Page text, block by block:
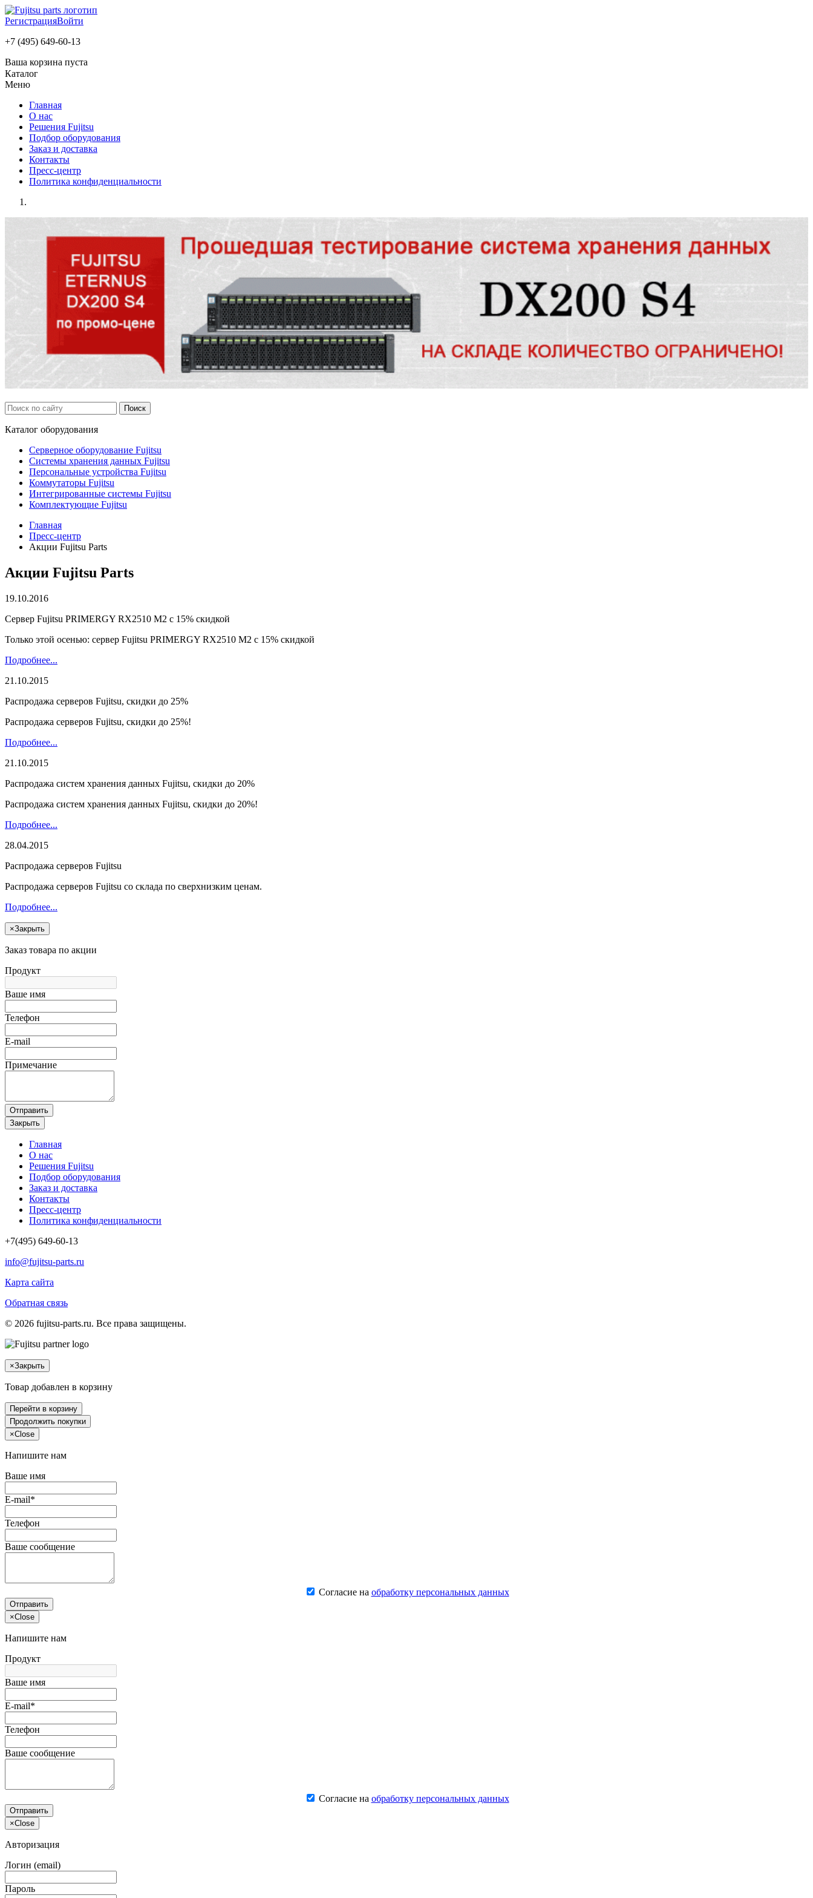
РегистрацияВойти
+7 (495) 649-60-13
Ваша корзина пуста
Каталог
Меню
Главная
О нас
Решения Fujitsu
Подбор оборудования
Заказ и доставка
Контакты
Пресс-центр
Политика конфиденциальности
Каталог оборудования
Серверное оборудование Fujitsu
Системы хранения данных Fujitsu
Персональные устройства Fujitsu
Коммутаторы Fujitsu
Интегрированные системы Fujitsu
Комплектующие Fujitsu
Главная
Пресс-центр
Акции Fujitsu Parts
Акции Fujitsu Parts
19.10.2016
Cервер Fujitsu PRIMERGY RX2510 M2 с 15% скидкой
Только этой осенью: сервер Fujitsu PRIMERGY RX2510 M2 с 15% скидкой
Подробнее...
21.10.2015
Распродажа серверов Fujitsu, скидки до 25%
Распродажа серверов Fujitsu, скидки до 25%!
Подробнее...
21.10.2015
Распродажа систем хранения данных Fujitsu, скидки до 20%
Распродажа систем хранения данных Fujitsu, скидки до 20%!
Подробнее...
28.04.2015
Распродажа серверов Fujitsu
Распродажа серверов Fujitsu со склада по сверхнизким ценам.
Подробнее...
×Закрыть
Заказ товара по акции
Продукт
Ваше имя
Телефон
E-mail
Примечание
Отправить
Закрыть
Главная
О нас
Решения Fujitsu
Подбор оборудования
Заказ и доставка
Контакты
Пресс-центр
Политика конфиденциальности
+7(495) 649-60-13
info@fujitsu-parts.ru
Карта сайта
Обратная связь
© 2026 fujitsu-parts.ru. Все права защищены.
×Закрыть
Товар добавлен в корзину
Перейти в корзину
Продолжить покупки
×Close
Напишите нам
Ваше имя
E-mail*
Телефон
Ваше сообщение
Согласие на обработку персональных данных
Отправить
×Close
Напишите нам
Продукт
Ваше имя
E-mail*
Телефон
Ваше сообщение
Согласие на обработку персональных данных
Отправить
×Close
Авторизация
Логин (email)
Пароль